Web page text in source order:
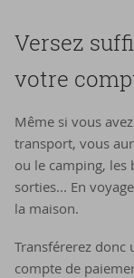
Versez
votre
Même si vous
transport, vous
ou le camping,
sorties... En
la maison.
Transférerez donc
compte de